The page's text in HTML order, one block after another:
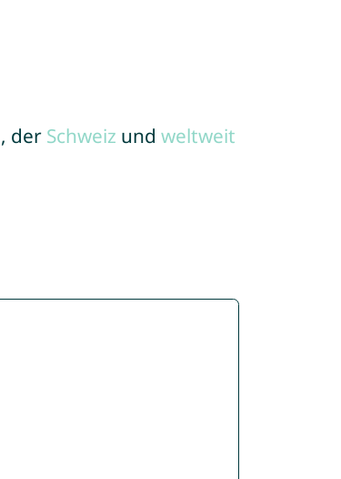
, der Schweiz und weltweit